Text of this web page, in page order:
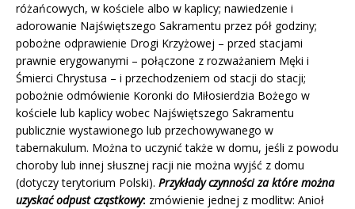
różańcowych, w kościele albo w kaplicy; nawiedzenie i
adorowanie Najświętszego Sakramentu przez pół godziny;
pobożne odprawienie Drogi Krzyżowej – przed stacjami
prawnie erygowanymi – połączone z rozważaniem Męki i
Śmierci Chrystusa – i przechodzeniem od stacji do stacji;
pobożnie odmówienie Koronki do Miłosierdzia Bożego w
kościele lub kaplicy wobec Najświętszego Sakramentu
publicznie wystawionego lub przechowywanego w
tabernakulum. Można to uczynić także w domu, jeśli z powodu
choroby lub innej słusznej racji nie można wyjść z domu
(dotyczy terytorium Polski). Przykłady czynności za które można
uzyskać odpust cząstkowy: zmówienie jednej z modlitw: Anioł